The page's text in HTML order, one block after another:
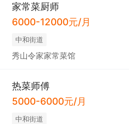
家常菜厨师
6000-12000元/月
中和街道
秀山令家家常菜馆
热菜师傅
5000-6000元/月
中和街道